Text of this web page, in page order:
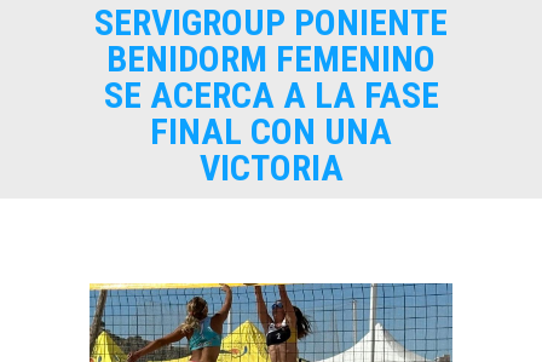
SERVIGROUP PONIENTE
BENIDORM FEMENINO
SE ACERCA A LA FASE
FINAL CON UNA
VICTORIA